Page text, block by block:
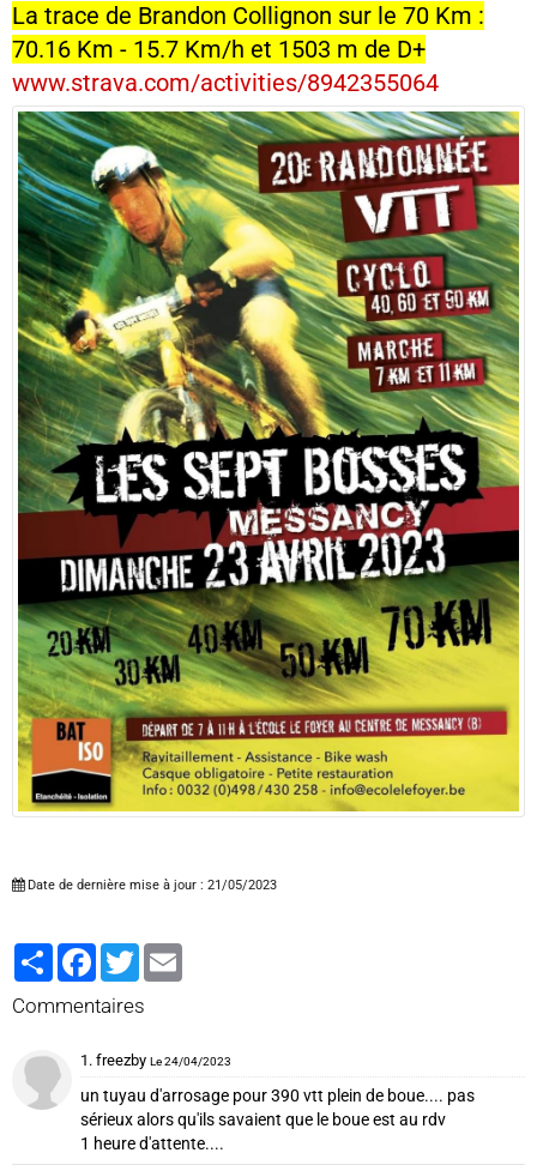
La trace de Brandon Collignon sur le 70 Km :
70.16 Km - 15.7 Km/h et 1503 m de D+
www.strava.com/activities/8942355064
Date de dernière mise à jour : 21/05/2023
PartagerFacebook
Twitter
Commentaires
1. freezby Le 24/04/2023
un tuyau d'arrosage pour 390 vtt plein de boue.... pas
sérieux alors qu'ils savaient que le boue est au rdv
1 heure d'attente....